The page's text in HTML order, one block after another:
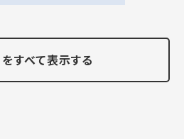
すべて表示する